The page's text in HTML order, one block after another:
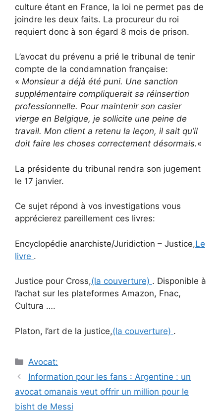
culture étant en France, la loi ne permet pas de
joindre les deux faits. La procureur du roi
requiert donc à son égard 8 mois de prison.
L’avocat du prévenu a prié le tribunal de tenir
compte de la condamnation française:
« Monsieur a déjà été puni. Une sanction
supplémentaire compliquerait sa réinsertion
professionnelle. Pour maintenir son casier
vierge en Belgique, je sollicite une peine de
travail. Mon client a retenu la leçon, il sait qu’il
doit faire les choses correctement désormais.«
La présidente du tribunal rendra son jugement
le 17 janvier.
Ce sujet répond à vos investigations vous
apprécierez pareillement ces livres:
Encyclopédie anarchiste/Juridiction – Justice,Le
livre .
Justice pour Cross,(la couverture) . Disponible à
l’achat sur les plateformes Amazon, Fnac,
Cultura ….
Platon, l’art de la justice,(la couverture) .
Catégories
Avocat:
Navigation
Information pour les fans : Argentine : un
avocat omanais veut offrir un million pour le
bisht de Messi